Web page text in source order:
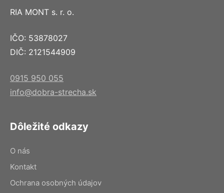
RIA MONT s. r. o.
IČO: 53878027
DIČ: 2121544909
0915 950 055
info@dobra-strecha.sk
Dôležité odkazy
O nás
Kontakt
Ochrana osobných údajov